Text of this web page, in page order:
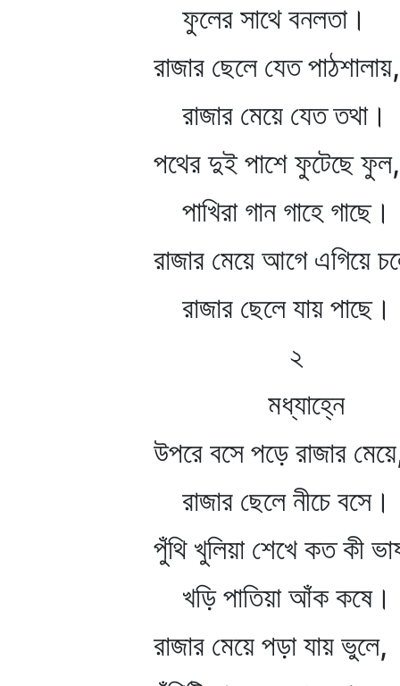
ফুলের সাথে বনলতা।
রাজার ছেলে যেত পাঠশালায়,
রাজার মেয়ে যেত তথা।
পথের দুই পাশে ফুটেছে ফুল,
পাখিরা গান গাহে গাছে।
রাজার মেয়ে আগে এগিয়ে
রাজার ছেলে যায় পাছে।
২
মধ্যাহ্নে
উপরে বসে পড়ে রাজার
রাজার ছেলে নীচে বসে।
পুঁথি খুলিয়া শেখে কত কী
খড়ি পাতিয়া আঁক কষে।
রাজার মেয়ে পড়া যায় ভুলে,